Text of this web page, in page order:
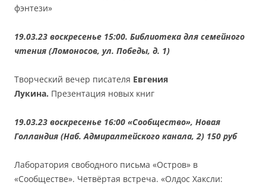
фэнтези»
19.03.23 воскресенье 15:00. Библиотека для семейного
чтения (Ломоносов, ул. Победы, д. 1)
Творческий вечер писателя Евгения
Лукина. Презентация новых книг
19.03.23 воскресенье 16:00 «Сообщество», Новая
Голландия (Наб. Адмиралтейского канала, 2) 150 руб
Лаборатория свободного письма «Остров» в
«Сообществе». Четвёртая встреча. «Олдос Хаксли: